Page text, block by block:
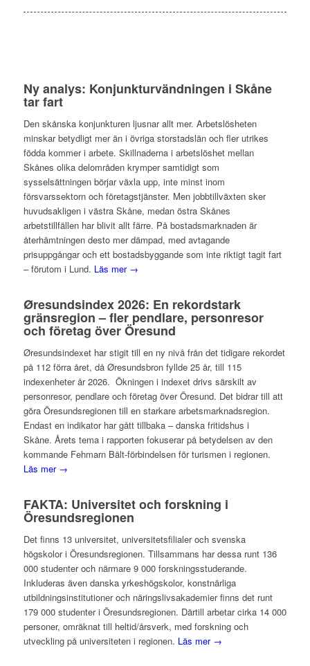
Ny analys: Konjunkturvändningen i Skåne
tar fart
Den skånska konjunkturen ljusnar allt mer. Arbetslösheten
minskar betydligt mer än i övriga storstadslän och fler utrikes
födda kommer i arbete. Skillnaderna i arbetslöshet mellan
Skånes olika delområden krymper samtidigt som
sysselsättningen börjar växla upp, inte minst inom
försvarssektorn och företagstjänster. Men jobbtillväxten sker
huvudsakligen i västra Skåne, medan östra Skånes
arbetstillfällen har blivit allt färre. På bostadsmarknaden är
återhämtningen desto mer dämpad, med avtagande
prisuppgångar och ett bostadsbyggande som inte riktigt tagit fart
– förutom i Lund. Läs mer →
Øresundsindex 2026: En rekordstark
gränsregion – fler pendlare, personresor
och företag över Öresund
Øresundsindexet har stigit till en ny nivå från det tidigare rekordet
på 112 förra året, då Øresundsbron fyllde 25 år, till 115
indexenheter år 2026. Ökningen i indexet drivs särskilt av
personresor, pendlare och företag över Öresund. Det bidrar till att
göra Öresundsregionen till en starkare arbetsmarknadsregion.
Endast en indikator har gått tillbaka – danska fritidshus i
Skåne. Årets tema i rapporten fokuserar på betydelsen av den
kommande Fehmarn Bält-förbindelsen för turismen i regionen.
Läs mer →
FAKTA: Universitet och forskning i
Öresundsregionen
Det finns 13 universitet, universitetsfilialer och svenska
högskolor i Öresundsregionen. Tillsammans har dessa runt 136
000 studenter och närmare 9 000 forskningsstuderande.
Inkluderas även danska yrkeshögskolor, konstnärliga
utbildningsinstitutioner och näringslivsakademier finns det runt
179 000 studenter i Öresundsregionen. Därtill arbetar cirka 14 000
personer, omräknat till heltid/årsverk, med forskning och
utveckling på universiteten i regionen. Läs mer →